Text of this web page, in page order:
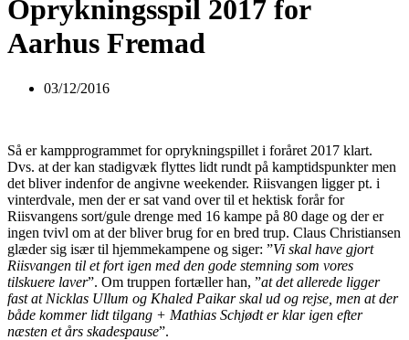
Oprykningsspil 2017 for
Aarhus Fremad
03/12/2016
Så er kampprogrammet for oprykningspillet i foråret 2017 klart.
Dvs. at der kan stadigvæk flyttes lidt rundt på kamptidspunkter men
det bliver indenfor de angivne weekender. Riisvangen ligger pt. i
vinterdvale, men der er sat vand over til et hektisk forår for
Riisvangens sort/gule drenge med 16 kampe på 80 dage og der er
ingen tvivl om at der bliver brug for en bred trup. Claus Christiansen
glæder sig især til hjemmekampene og siger: ”Vi skal have gjort
Riisvangen til et fort igen med den gode stemning som vores
tilskuere laver”. Om truppen fortæller han, ”at det allerede ligger
fast at Nicklas Ullum og Khaled Paikar skal ud og rejse, men at der
både kommer lidt tilgang + Mathias Schjødt er klar igen efter
næsten et års skadespause”.